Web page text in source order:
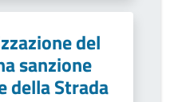
del
sanzione
della Strada